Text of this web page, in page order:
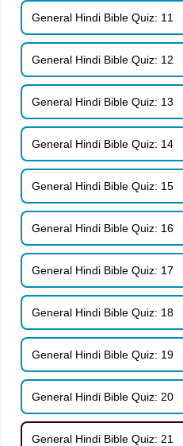
General Hindi Bible Quiz: 11
General Hindi Bible Quiz: 12
General Hindi Bible Quiz: 13
General Hindi Bible Quiz: 14
General Hindi Bible Quiz: 15
General Hindi Bible Quiz: 16
General Hindi Bible Quiz: 17
General Hindi Bible Quiz: 18
General Hindi Bible Quiz: 19
General Hindi Bible Quiz: 20
General Hindi Bible Quiz: 21